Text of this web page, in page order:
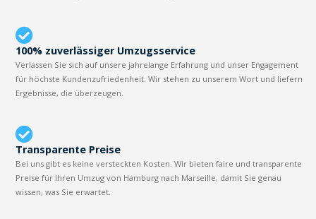
100% zuverlässiger Umzugsservice
Verlassen Sie sich auf unsere jahrelange Erfahrung und unser Engagement
für höchste Kundenzufriedenheit. Wir stehen zu unserem Wort und liefern
Ergebnisse, die überzeugen.
Transparente Preise
Bei uns gibt es keine versteckten Kosten. Wir bieten faire und transparente
Preise für Ihren Umzug von Hamburg nach Marseille, damit Sie genau
wissen, was Sie erwartet.